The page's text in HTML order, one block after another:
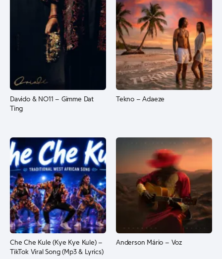
Davido & NO11 – Gimme Dat
Ting
Tekno – Adaeze
Che Che Kule (Kye Kye Kule) –
TikTok Viral Song (Mp3 & Lyrics)
Anderson Mário – Voz